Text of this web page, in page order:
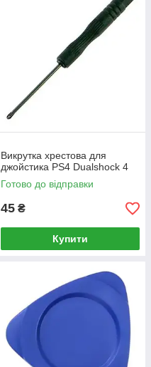
Викрутка хрестова для
джойстика PS4 Dualshock 4
Готово до відправки
45 ₴
Купити